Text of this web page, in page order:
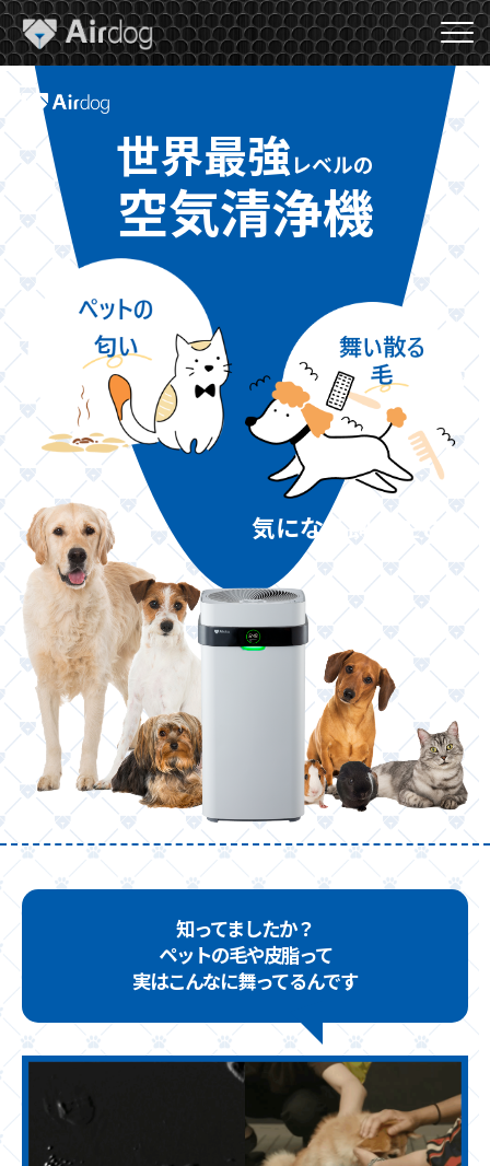
A
i
r
o
世界最強レベルの
空気清浄機
気になる飼い主さま
知ってましたか？
ペットの毛や皮脂って
実はこんなに舞ってるんです